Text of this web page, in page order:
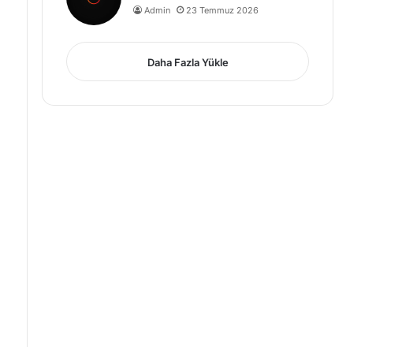
Admin 23 Temmuz 2026
Daha Fazla Yükle